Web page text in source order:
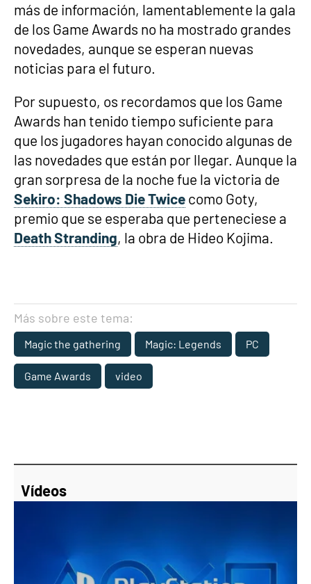
más de información, lamentablemente la gala
de los Game Awards no ha mostrado grandes
novedades, aunque se esperan nuevas
noticias para el futuro.
Por supuesto, os recordamos que los Game
Awards han tenido tiempo suficiente para
que los jugadores hayan conocido algunas de
las novedades que están por llegar. Aunque la
gran sorpresa de la noche fue la victoria de
Sekiro: Shadows Die Twice como Goty,
premio que se esperaba que perteneciese a
Death Stranding, la obra de Hideo Kojima.
Más sobre este tema:
Magic the gathering Magic: Legends PC
Game Awards video
Vídeos